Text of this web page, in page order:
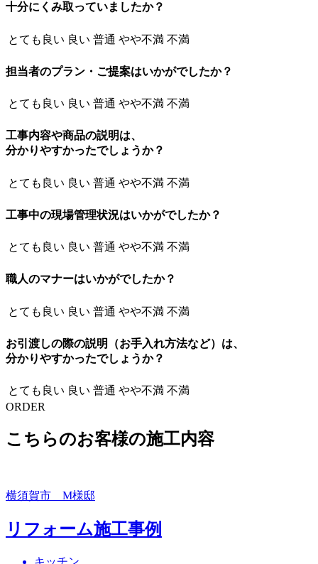
十分にくみ取っていましたか？
とても良い 良い 普通 やや不満 不満
担当者のプラン・ご提案はいかがでしたか？
とても良い 良い 普通 やや不満 不満
工事内容や商品の説明は、
分かりやすかったでしょうか？
とても良い 良い 普通 やや不満 不満
工事中の現場管理状況はいかがでしたか？
とても良い 良い 普通 やや不満 不満
職人のマナーはいかがでしたか？
とても良い 良い 普通 やや不満 不満
お引渡しの際の説明（お手入れ方法など）は、
分かりやすかったでしょうか？
とても良い 良い 普通 やや不満 不満
ORDER
こちらのお客様の施工内容
横須賀市 M様邸
リフォーム施工事例
キッチン